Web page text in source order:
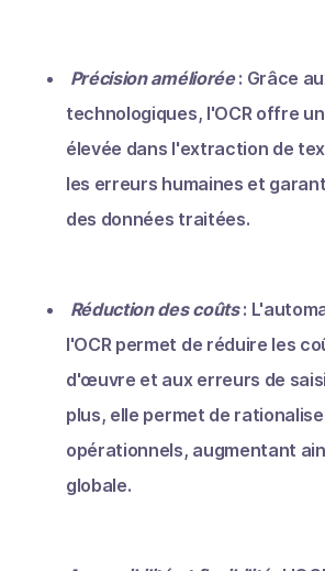
Précision améliorée: Grâce
technologiques, l'OCR offre
élevée dans l'extraction de
les erreurs humaines et
des données traitées.
Réduction des coûts:
l'OCR permet de réduire les
d'œuvre et aux erreurs de
plus, elle permet de
opérationnels, augmentant
globale.